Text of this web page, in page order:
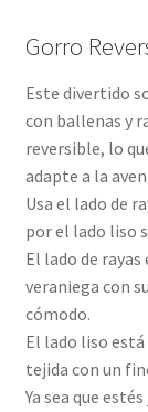
Gorro
Este divertido
con ballenas y
reversible, lo
adapte a la
Usa el lado de
por el lado liso
El lado de
veraniega con
cómodo.
El lado liso
tejida con un
Ya sea que